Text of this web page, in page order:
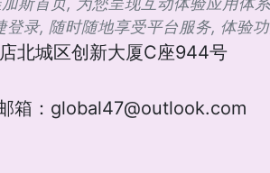
登录, 随时随地享受平台服务, 体验
北城区创新大厦C座944号
箱：global47@outlook.com